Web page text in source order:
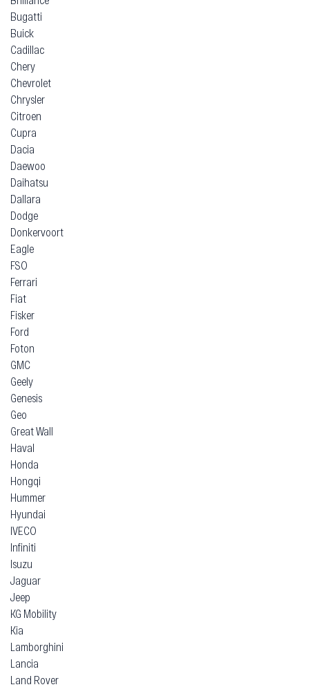
Bugatti
Buick
Cadillac
Chery
Chevrolet
Chrysler
Citroen
Cupra
Dacia
Daewoo
Daihatsu
Dallara
Dodge
Donkervoort
Eagle
FSO
Ferrari
Fiat
Fisker
Ford
Foton
GMC
Geely
Genesis
Geo
Great Wall
Haval
Honda
Hongqi
Hummer
Hyundai
IVECO
Infiniti
Isuzu
Jaguar
Jeep
KG Mobility
Kia
Lamborghini
Lancia
Land Rover